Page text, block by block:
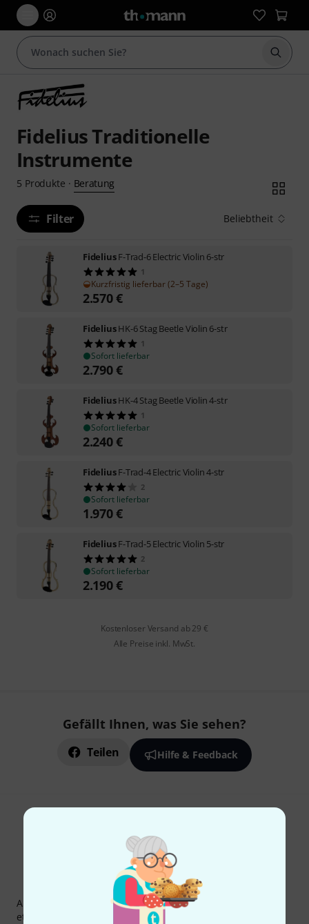
Suche
Fidelius Traditionelle
Instrumente
5 Produkte · Beratung
Filter Beliebtheit
FideliusF-Trad-6 Electric Violin 6-str
1
Kurzfristig lieferbar (2–5 Tage)
2.570€
FideliusHK-6 Stag Beetle Violin 6-str
1
Sofort lieferbar
2.790€
FideliusHK-4 Stag Beetle Violin 4-str
1
Sofort lieferbar
2.240€
FideliusF-Trad-4 Electric Violin 4-str
2
Sofort lieferbar
1.970€
FideliusF-Trad-5 Electric Violin 5-str
2
Sofort lieferbar
2.190€
Kostenloser Versand ab 29 €
Alle Preise inkl. MwSt.
Gefällt Ihnen, was Sie sehen?
Teilen Hilfe & Feedback
Thomann Newsletter
Abonniere den Thomann Newsletter und gewinne mit
etwas Glück einen von
50 Gutscheinen